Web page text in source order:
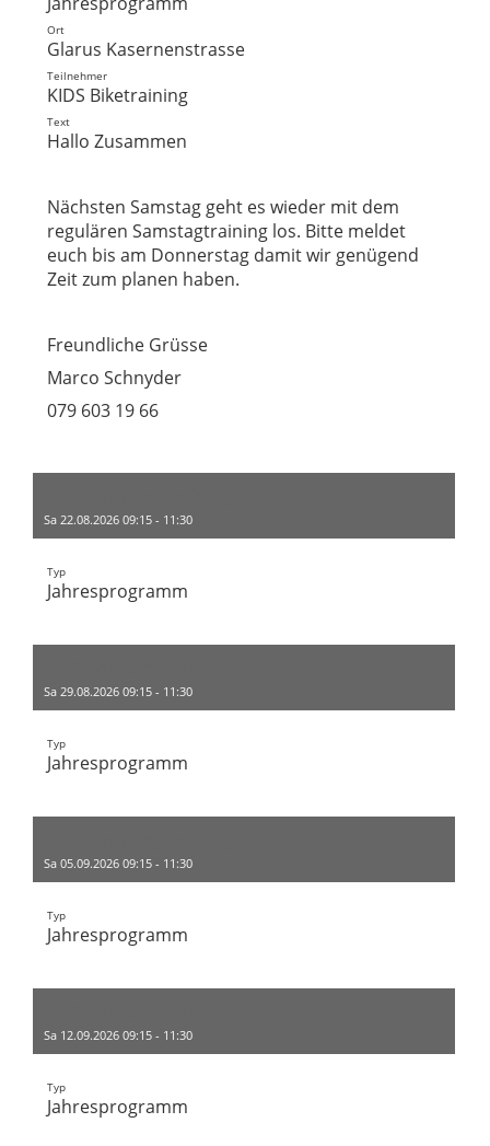
Ort
Glarus Kasernenstrasse
Teilnehmer
KIDS Biketraining
Text
Hallo Zusammen
Nächsten Samstag geht es wieder mit dem
regulären Samstagtraining los. Bitte meldet
euch bis am Donnerstag damit wir genügend
Zeit zum planen haben.
Freundliche Grüsse
Marco Schnyder
079 603 19 66
Sa 22.08.2026 09:15 - 11:30
Typ
Jahresprogramm
Sa 29.08.2026 09:15 - 11:30
Typ
Jahresprogramm
Sa 05.09.2026 09:15 - 11:30
Typ
Jahresprogramm
Sa 12.09.2026 09:15 - 11:30
Typ
Jahresprogramm